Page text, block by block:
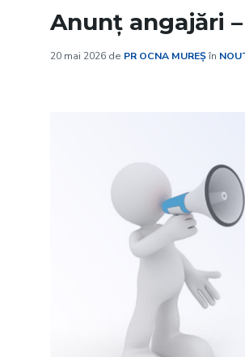
Anunț angajări
20 mai 2026 de PR OCNA MUREȘîn